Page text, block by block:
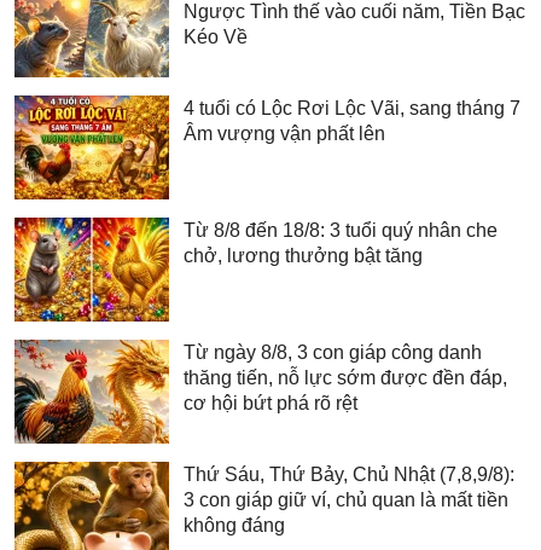
Ngược Tình thế vào cuối năm, Tiền Bạc
Kéo Về
4 tuổi có Lộc Rơi Lộc Vãi, sang tháng 7
Âm vượng vận phất lên
Từ 8/8 đến 18/8: 3 tuổi quý nhân che
chở, lương thưởng bật tăng
Từ ngày 8/8, 3 con giáp công danh
thăng tiến, nỗ lực sớm được đền đáp,
cơ hội bứt phá rõ rệt
Thứ Sáu, Thứ Bảy, Chủ Nhật (7,8,9/8):
3 con giáp giữ ví, chủ quan là mất tiền
không đáng